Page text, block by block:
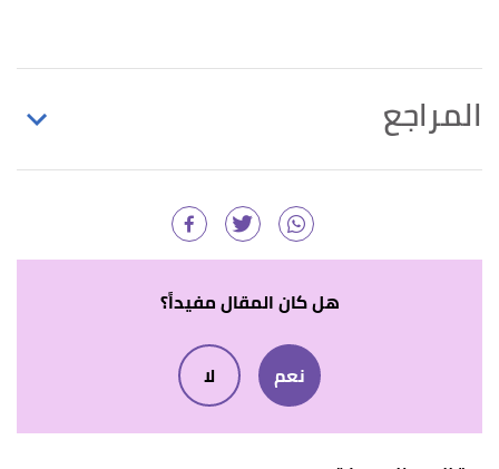
المراجع
^أبتثج"الصفحة الرئيسة"،حاضنة فنون الطهي،
اطّلع عليه بتاريخ 2/2/2023. بتصرّف.
"عام / هيئة فنون الطهي تطلق مشروع "حاضنة
وكالة الأنباء السعودية
هل كان المقال مفيداً؟
نعم لا